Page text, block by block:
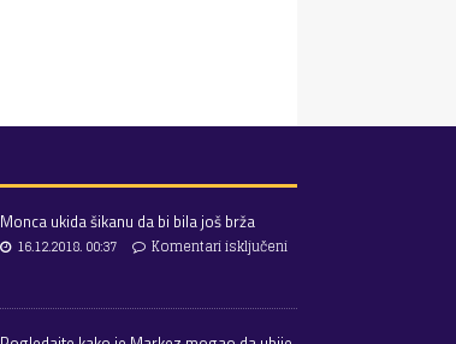
Monca ukida šikanu da bi bila još brža
16.12.2018. 00:37
Komentari isključeni